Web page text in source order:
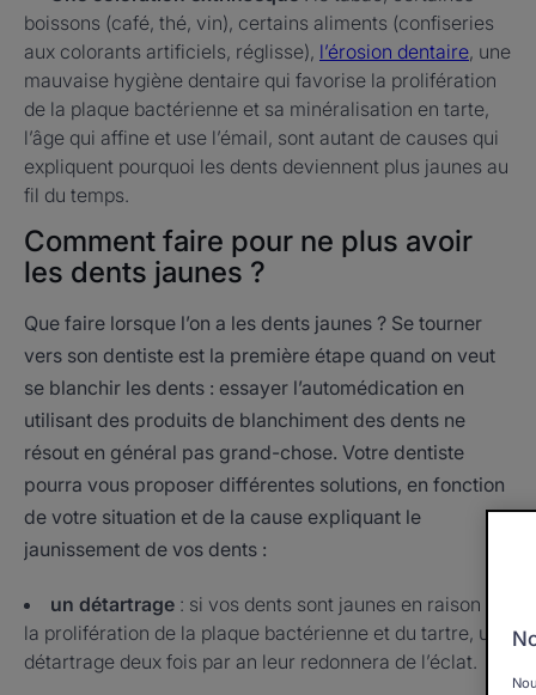
boissons (café, thé, vin), certains aliments (confiseries
aux colorants artificiels, réglisse), l’érosion dentaire, une
mauvaise hygiène dentaire qui favorise la prolifération
de la plaque bactérienne et sa minéralisation en tarte,
l’âge qui affine et use l’émail, sont autant de causes qui
expliquent pourquoi les dents deviennent plus jaunes au
fil du temps.
Comment faire pour ne plus avoir
les dents jaunes ?
Que faire lorsque l’on a les dents jaunes ? Se tourner
vers son dentiste est la première étape quand on veut
se blanchir les dents : essayer l’automédication en
utilisant des produits de blanchiment des dents ne
résout en général pas grand-chose. Votre dentiste
pourra vous proposer différentes solutions, en fonction
de votre situation et de la cause expliquant le
jaunissement de vos dents :
un détartrage : si vos dents sont jaunes en raison de
la prolifération de la plaque bactérienne et du tartre, un
détartrage deux fois par an leur redonnera de l’éclat.